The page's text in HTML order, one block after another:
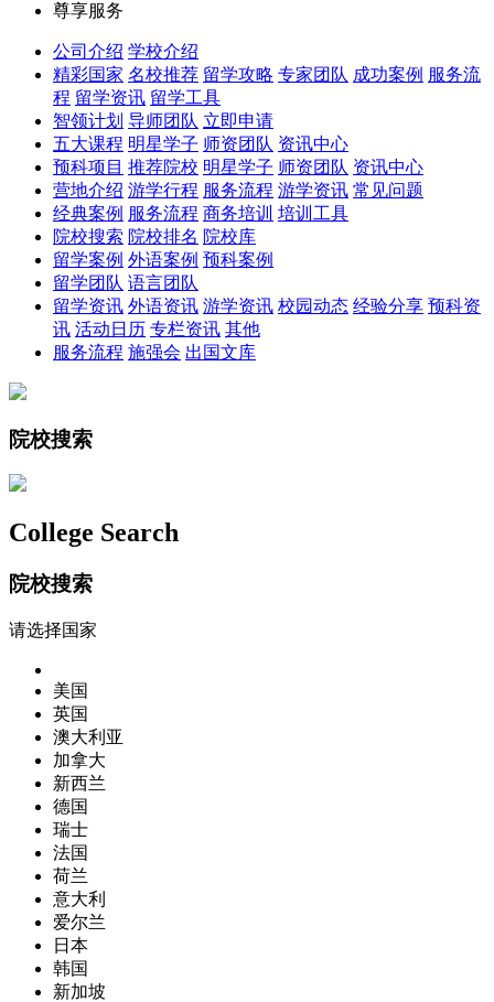
尊享服务
公司介绍 学校介绍
精彩国家 名校推荐 留学攻略 专家团队 成功案例 服务流
程 留学资讯 留学工具
智领计划 导师团队 立即申请
五大课程 明星学子 师资团队 资讯中心
预科项目 推荐院校 明星学子 师资团队 资讯中心
营地介绍 游学行程 服务流程 游学资讯 常见问题
经典案例 服务流程 商务培训 培训工具
院校搜索 院校排名 院校库
留学案例 外语案例 预科案例
留学团队 语言团队
留学资讯 外语资讯 游学资讯 校园动态 经验分享 预科资
讯 活动日历 专栏资讯 其他
服务流程 施强会 出国文库
院校搜索
College Search
院校搜索
请选择国家
美国
英国
澳大利亚
加拿大
新西兰
德国
瑞士
法国
荷兰
意大利
爱尔兰
日本
韩国
新加坡